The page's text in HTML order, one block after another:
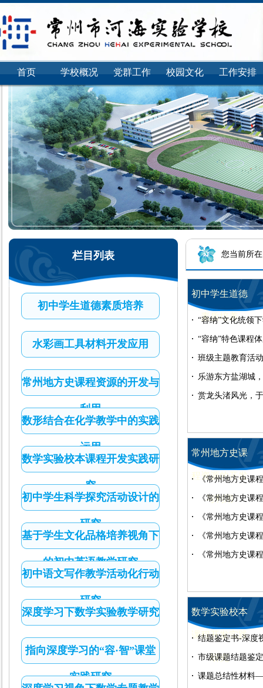
首页 学校概况 党群工作 校园文化 工作安排
栏目列表
初中学生道德素质培养
水彩画工具材料开发应用
常州地方史课程资源的开发与
利用
数形结合在化学教学中的实践
运用
数学实验校本课程开发实践研
究
初中学生科学探究活动设计的
研究
基于学生文化品格培养视角下
的初中英语教学研究
初中语文写作教学活动化行动
研究
深度学习下数学实验教学研究
指向深度学习的“容·智”课堂
实践研究
您当前所
初中学生道德
素质培养
“容纳”文化统领
践研究
“容纳”特色课程
班级主题教育活
乐游东方盐湖城
记常州市河海中
赏龙头渚风光，
常州地方史课
程资源的开发
与利用
《常州地方史课
题报告
《常州地方史课
题材料九
《常州地方史课
题材料八
《常州地方史课
题材料七
《常州地方史课
数学实验校本
课程开发实践
研究
结题鉴定书-深度
市级课题结题鉴
发与实施的研究
课题总结性材料